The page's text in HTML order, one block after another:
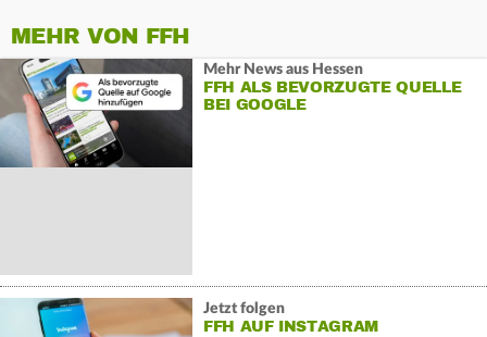
MEHR VON FFH
Mehr News aus Hessen
FFH ALS BEVORZUGTE QUELLE
BEI GOOGLE
Jetzt folgen
FFH AUF INSTAGRAM